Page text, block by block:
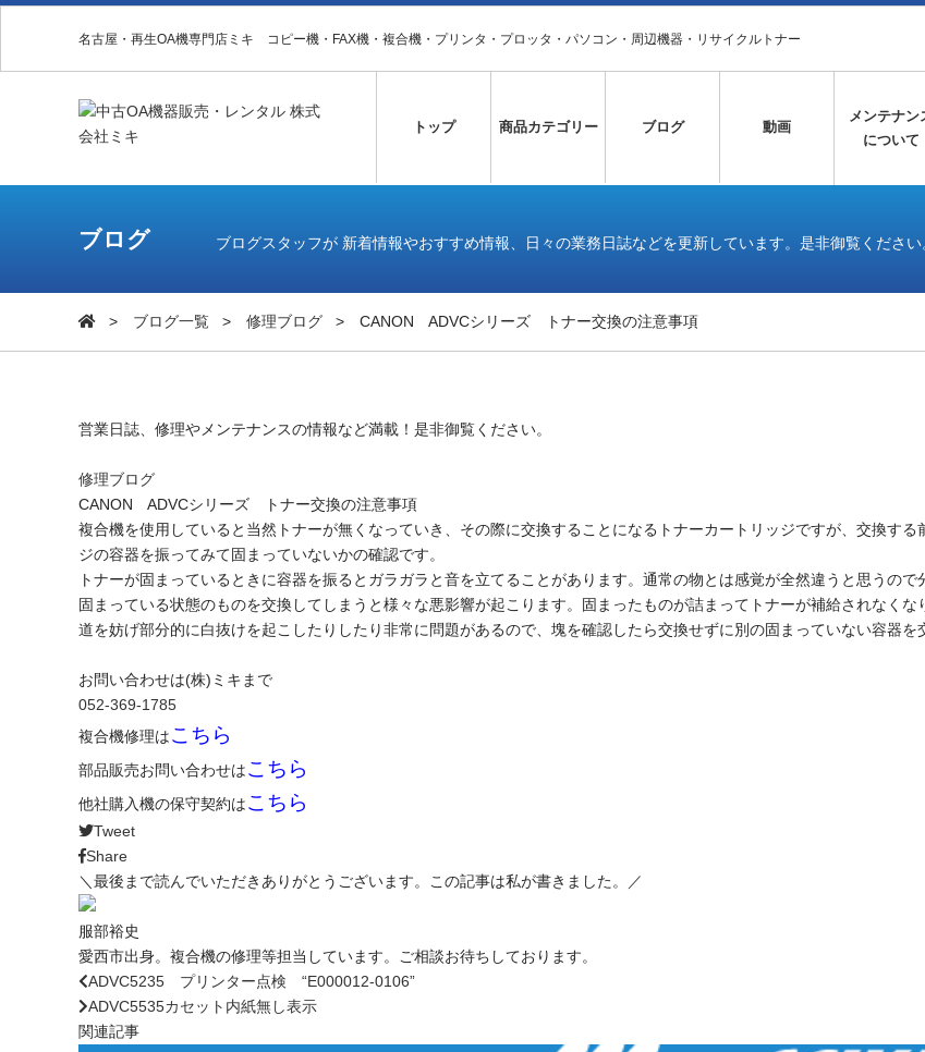
名古屋・再生OA機専門店ミキ コピー機・FAX機・複合機・プリンタ・プロッタ・パソコン・周辺機器・リサイクルトナー
トップ 商品カテゴリー ブログ 動画
メンテナン
について
ブログ ブログスタッフが 新着情報やおすすめ情報、日々の業務日誌などを更新しています。是非御覧ください
ブログ一覧 修理ブログ CANON ADVCシリーズ トナー交換の注意事項
営業日誌、修理やメンテナンスの情報など満載！是非御覧ください。
修理ブログ
CANON ADVCシリーズ トナー交換の注意事項
複合機を使用していると当然トナーが無くなっていき、その際に交換することになるトナーカートリッジですが、交換す
ジの容器を振ってみて固まっていないかの確認です。
トナーが固まっているときに容器を振るとガラガラと音を立てることがあります。通常の物とは感覚が全然違うと思うので
固まっている状態のものを交換してしまうと様々な悪影響が起こります。固まったものが詰まってトナーが補給されなく
道を妨げ部分的に白抜けを起こしたりしたり非常に問題があるので、塊を確認したら交換せずに別の固まっていない容器を
お問い合わせは(株)ミキまで
052-369-1785
複合機修理はこちら
部品販売お問い合わせはこちら
他社購入機の保守契約はこちら
Tweet
Share
＼最後まで読んでいただきありがとうございます。この記事は私が書きました。／
服部裕史
愛西市出身。複合機の修理等担当しています。ご相談お待ちしております。
ADVC5235 プリンター点検 “E000012-0106”
ADVC5535カセット内紙無し表示
関連記事